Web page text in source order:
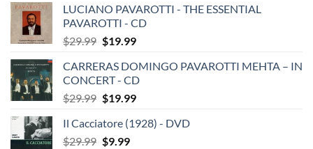
LUCIANO PAVAROTTI - THE ESSENTIAL
PAVAROTTI - CD
$29.99 Original
was:
$29.99.
$19.99Current
is:
$19.99.
CARRERAS DOMINGO PAVAROTTI MEHTA – IN
CONCERT - CD
$29.99 Original
was:
$29.99.
$19.99Current
is:
Il Cacciatore (1928) - DVD
$29.99 Original
$9.99Current